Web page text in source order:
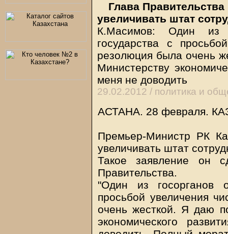
Глава
увеличивать штат
К.Масимов: Один из
государства с
резолюция была очень
Министерству
меня не доводить
29.02.2012 / политика и
АСТАНА. 28 февраля.
Премьер-Министр РК
увеличивать штат
Такое заявление он
Правительства.
"Один из госорганов
просьбой увеличения
очень жесткой. Я даю
экономического